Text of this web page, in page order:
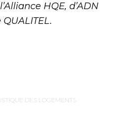
HQE, d’ADN
DES LOGEMENTS